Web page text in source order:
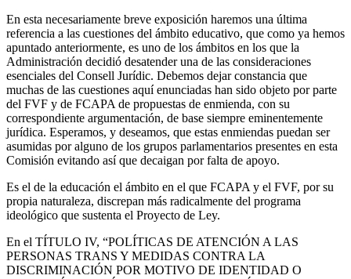
En esta necesariamente breve exposición haremos una última
referencia a las cuestiones del ámbito educativo, que como ya hemos
apuntado anteriormente, es uno de los ámbitos en los que la
Administración decidió desatender una de las consideraciones
esenciales del Consell Jurídic. Debemos dejar constancia que
muchas de las cuestiones aquí enunciadas han sido objeto por parte
del FVF y de FCAPA de propuestas de enmienda, con su
correspondiente argumentación, de base siempre eminentemente
jurídica. Esperamos, y deseamos, que estas enmiendas puedan ser
asumidas por alguno de los grupos parlamentarios presentes en esta
Comisión evitando así que decaigan por falta de apoyo.
Es el de la educación el ámbito en el que FCAPA y el FVF, por su
propia naturaleza, discrepan más radicalmente del programa
ideológico que sustenta el Proyecto de Ley.
En el TÍTULO IV, “POLÍTICAS DE ATENCIÓN A LAS
PERSONAS TRANS Y MEDIDAS CONTRA LA
DISCRIMINACIÓN POR MOTIVO DE IDENTIDAD O